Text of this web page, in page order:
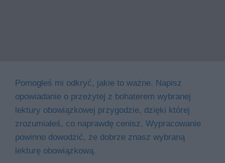
Pomogłeś mi odkryć, jakie to ważne. Napisz
opowiadanie o przeżytej z bohaterem wybranej
lektury obowiązkowej przygodzie, dzięki której
zrozumiałeś, co naprawdę cenisz. Wypracowanie
powinno dowodzić, że dobrze znasz wybraną
lekturę obowiązkową.